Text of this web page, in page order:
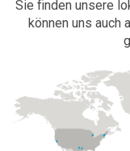
Sie finden unsere
können uns auch